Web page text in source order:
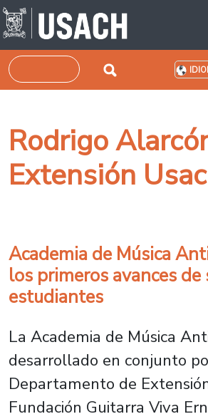
Pasar al contenido principal
Buscar
Rodrigo
Extensión
Academia de Música
los primeros avances de
estudiantes
La Academia de Música
desarrollado en conjunto
Departamento de
Fundación Guitarra Viva